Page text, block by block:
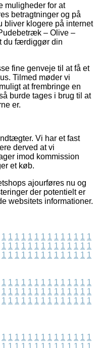
muligheder for at
betragtninger og på
bliver klogere på internet
– Olive –
du færdiggør din
fine genveje til at få et
Tilmed møder vi
at frembringe en
burde tages i brug til at
er.
Vi har et fast
derved at vi
imod kommission
et køb.
ajourføres nu og
der potentielt er
websitets informationer.
1 1 1 1 1 1 1 1 1 1 1 1 1 1
1 1 1 1 1 1 1 1 1 1 1 1 1 1
1 1 1 1 1 1 1 1 1 1 1 1 1 1
1 1 1 1 1 1 1 1 1 1 1 1 1 1
1 1 1 1 1 1 1 1 1 1 1 1 1 1
1 1 1 1 1 1 1 1 1 1 1 1 1 1
1 1 1 1 1 1 1 1 1 1 1 1 1 1
1 1 1 1 1 1 1 1 1 1 1 1 1 1